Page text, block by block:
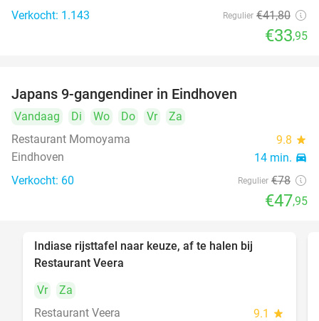
Verkocht: 1.143 Regulier €41,80
€33,95
Japans 9-gangendiner in Eindhoven
Vandaag Di Wo Do Vr
Za
Restaurant Momoyama
9.8 star
Eindhoven 14 min. directions_car
Verkocht: 60 Regulier €78
€47,95
Indiase rijsttafel naar keuze, af te halen bij
Restaurant Veera
Vr
Za
Restaurant Veera
9.1 star